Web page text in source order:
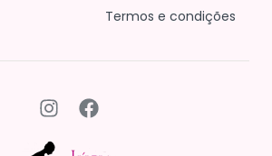
Termos e condições